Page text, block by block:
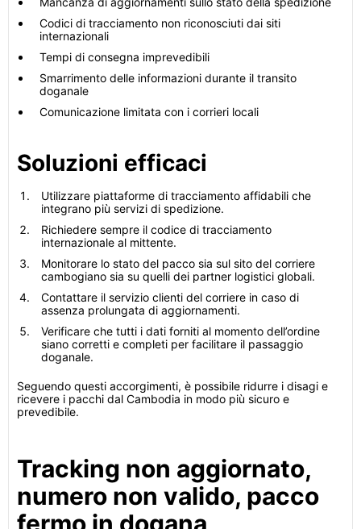
Codici di tracciamento non riconosciuti dai siti
internazionali
Tempi di consegna imprevedibili
Smarrimento delle informazioni durante il transito
doganale
Comunicazione limitata con i corrieri locali
Soluzioni efficaci
Utilizzare piattaforme di tracciamento affidabili che
integrano più servizi di spedizione.
Richiedere sempre il codice di tracciamento
internazionale al mittente.
Monitorare lo stato del pacco sia sul sito del corriere
cambogiano sia su quelli dei partner logistici globali.
Contattare il servizio clienti del corriere in caso di
assenza prolungata di aggiornamenti.
Verificare che tutti i dati forniti al momento dell’ordine
siano corretti e completi per facilitare il passaggio
doganale.
Seguendo questi accorgimenti, è possibile ridurre i disagi e
ricevere i pacchi dal Cambodia in modo più sicuro e
prevedibile.
Tracking non aggiornato,
numero non valido, pacco